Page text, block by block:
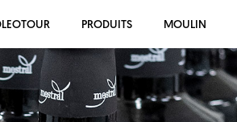
PRODUITS MOULIN